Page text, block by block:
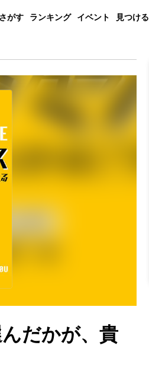
がす ランキング イベント 見つける
だかが、貴